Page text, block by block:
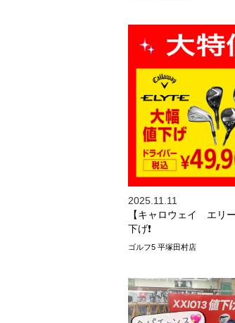
2025.11.11
【キャロウェイ エリ
下げ❗️
ゴルフ5 平塚田村店